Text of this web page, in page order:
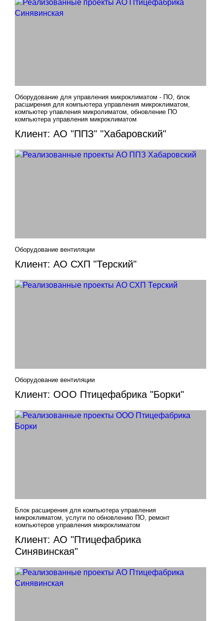
Клиент: АО "ППЗ" "Хабаровский"
Оборудование для управления микроклиматом - ПО, блок
расширения для компьютера управления микроклиматом,
компьютер упавления микролиматом, обновление ПО
компьютера управления микроклиматом
Клиент: АО СХП "Терский"
Оборудование вентиляции
Клиент: ООО Птицефабрика "Борки"
Оборудование вентиляции
Клиент: АО "Птицефабрика
Синявинская"
Блок расширения для компьютера управления
микроклиматом, услуги по обновлению ПО, ремонт
компьютеров управления микроклиматом